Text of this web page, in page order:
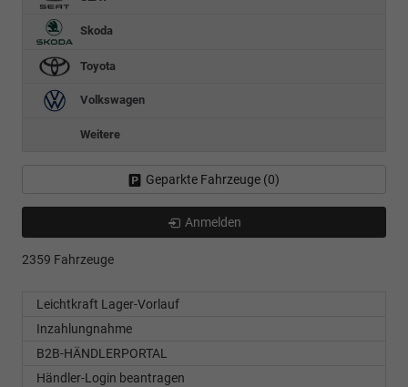
Skoda
Toyota
Volkswagen
Weitere
Geparkte Fahrzeuge (0)
Anmelden
2359 Fahrzeuge
Leichtkraft Lager-Vorlauf
Inzahlungnahme
B2B-HÄNDLERPORTAL
Händler-Login beantragen